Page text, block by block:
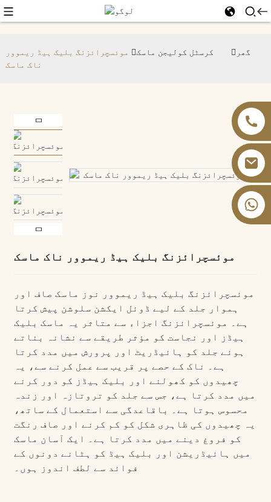
گھر کرسٹل کولیجن ماسک
موئسچرائزنگ بلیک ہیڈ ریموور
ناک ماسک
موئسچرائزنگ بلیک ہیڈ ریموور ناک ماسک
موئسچرائزنگ بلیک ہیڈ ریموور نوز ماسک صاف اور
ہموار جلد کے لیے ڈوئل ایکشن سلوشن پیش کرتا
ہے۔ موئسچرائزنگ اجزاء سے متاثر یہ ماسک بلیک
ہیڈز اور نجاست کو مؤثر طریقے سے نشانہ بناتے
ہوئے جلد کو ہائیڈریٹ اور پرورش میں مدد کرتا
ہے۔ ناک کے حصے پر قریب سے عمل کرنے سے، یہ
چھیدوں کو کھولنے اور بلیک ہیڈز کو دور کرنے
میں مدد کرتا ہے، جس سے جلد کو تروتازہ اور زندہ
محسوس ہوتا ہے۔ باقاعدگی سے استعمال کے ساتھ،
یہ چھیدوں کی ظاہری شکل کو کم کرنے اور صاف رنگت
کو فروغ دینے میں مدد کرتا ہے۔ ایک آسان ماسک
میں ہائیڈریشن اور بلیک ہیڈ کو ہٹانے دونوں کے
فوائد سے لطف اندوز ہوں۔